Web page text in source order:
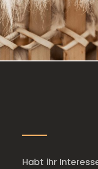
Habt ihr